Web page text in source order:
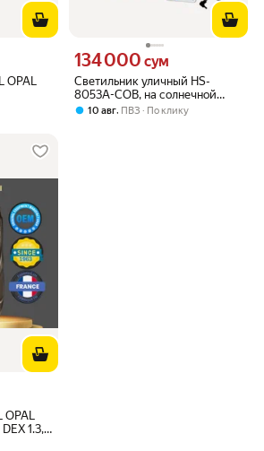
OPAL
Светильник уличный HS-
8053A-COB, на солнечной
энергии, с пультом ДУ, датчик
Цена 134000 сум вместо
134 000 сум
10 авг, ПВЗ По клику
OPAL
1.3,